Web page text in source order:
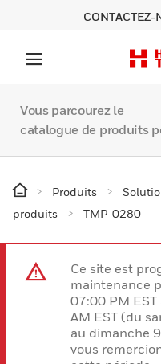
CONTACTEZ-
Vous parcourez le
catalogue de produits
Produits
produits
TMP-0280
Ce site est
maintenance
07:00 PM
AM EST (du
au dimanche
vous